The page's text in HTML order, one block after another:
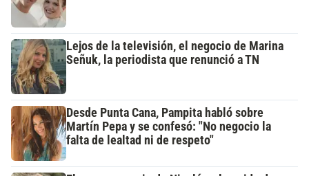
Lejos de la televisión, el negocio de Marina
Señuk, la periodista que renunció a TN
Desde Punta Cana, Pampita habló sobre
Martín Pepa y se confesó: "No negocio la
falta de lealtad ni de respeto"